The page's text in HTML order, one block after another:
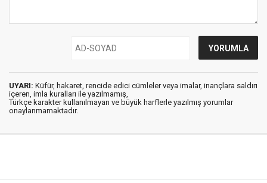
UYARI: Küfür, hakaret, rencide edici cümleler veya imalar, inançlara saldırı
içeren, imla kuralları ile yazılmamış,
Türkçe karakter kullanılmayan ve büyük harflerle yazılmış yorumlar
onaylanmamaktadır.